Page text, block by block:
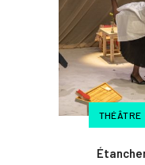
THÉÂTRE